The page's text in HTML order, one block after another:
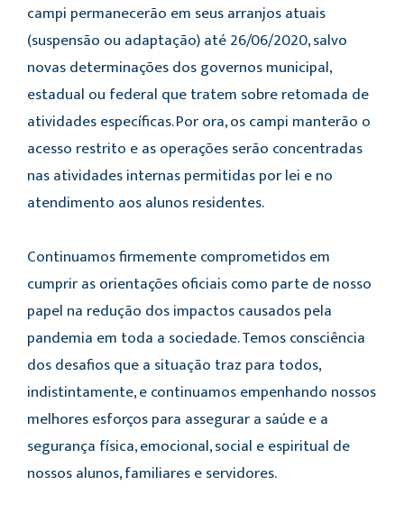
campi permanecerão em seus arranjos atuais
(suspensão ou adaptação) até 26/06/2020, salvo
novas determinações dos governos municipal,
estadual ou federal que tratem sobre retomada de
atividades específicas. Por ora, os campi manterão o
acesso restrito e as operações serão concentradas
nas atividades internas permitidas por lei e no
atendimento aos alunos residentes.
Continuamos firmemente comprometidos em
cumprir as orientações oficiais como parte de nosso
papel na redução dos impactos causados pela
pandemia em toda a sociedade. Temos consciência
dos desafios que a situação traz para todos,
indistintamente, e continuamos empenhando nossos
melhores esforços para assegurar a saúde e a
segurança física, emocional, social e espiritual de
nossos alunos, familiares e servidores.